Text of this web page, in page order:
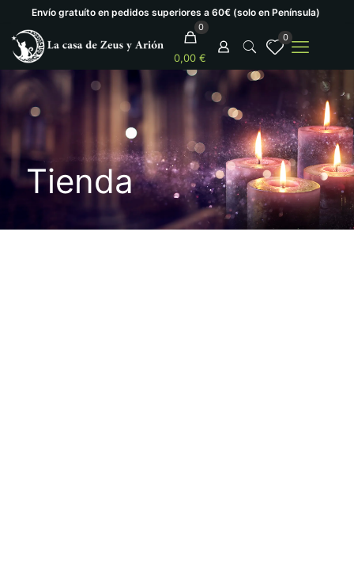
Envío gratuíto en pedidos superiores a 60€ (solo en Península)
0
0,00 €
0
Tienda